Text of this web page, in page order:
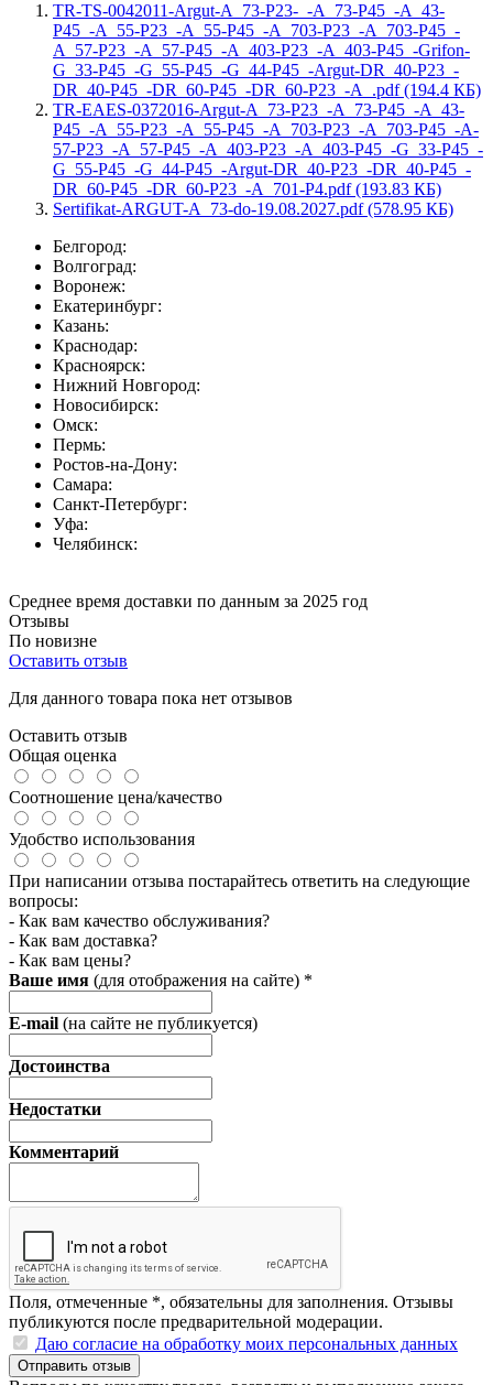
TR-TS-0042011-Argut-A_73-P23-_-A_73-P45_-A_43-
P45_-A_55-P23_-A_55-P45_-A_703-P23_-A_703-P45_-
A_57-P23_-A_57-P45_-A_403-P23_-A_403-P45_-Grifon-
G_33-P45_-G_55-P45_-G_44-P45_-Argut-DR_40-P23_-
DR_40-P45_-DR_60-P45_-DR_60-P23_-A_.pdf (194.4 КБ)
TR-EAES-0372016-Argut-A_73-P23_-A_73-P45_-A_43-
P45_-A_55-P23_-A_55-P45_-A_703-P23_-A_703-P45_-A-
57-P23_-A_57-P45_-A_403-P23_-A_403-P45_-G_33-P45_-
G_55-P45_-G_44-P45_-Argut-DR_40-P23_-DR_40-P45_-
DR_60-P45_-DR_60-P23_-A_701-P4.pdf (193.83 КБ)
Sertifikat-ARGUT-A_73-do-19.08.2027.pdf (578.95 КБ)
Белгород:
Волгоград:
Воронеж:
Екатеринбург:
Казань:
Краснодар:
Красноярск:
Нижний Новгород:
Новосибирск:
Омск:
Пермь:
Ростов-на-Дону:
Самара:
Санкт-Петербург:
Уфа:
Челябинск:
Среднее время доставки по данным за 2025 год
Отзывы
По новизне
Оставить отзыв
Для данного товара пока нет отзывов
Оставить отзыв
Общая оценка
Соотношение цена/качество
Удобство использования
При написании отзыва постарайтесь ответить на следующие
вопросы:
- Как вам качество обслуживания?
- Как вам доставка?
- Как вам цены?
Ваше имя (для отображения на сайте) *
E-mail (на сайте не публикуется)
Достоинства
Недостатки
Комментарий
Поля, отмеченные *, обязательны для заполнения. Отзывы
публикуются после предварительной модерации.
Даю согласие на обработку моих персональных данных
Отправить отзыв